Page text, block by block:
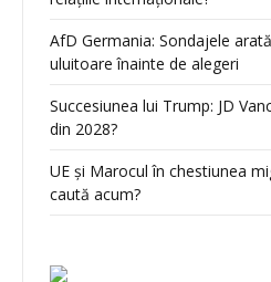
AfD Germania: Sondajele
uluitoare înainte de alegeri
Succesiunea lui Trump: JD
din 2028?
UE și Marocul în chestiunea
caută acum?